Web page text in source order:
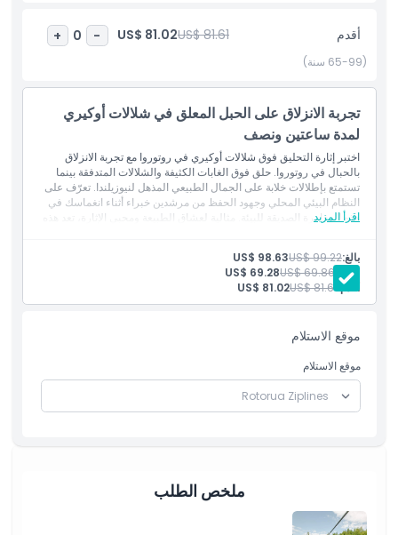
الاستثناءات
غير مناسب لـ
ساعات العمل
ما يجب معرفته
الموقع
قواعد اللباس
سياسة الإلغاء
أقدم US$ 81.61
US$ 81.02
-
0
+
(65-99 سنة)
تجربة الانزلاق على الحبل المعلق في شلالات أوكيري
لمدة ساعتين ونصف
اختبر إثارة التحليق فوق شلالات أوكيري في روتوروا مع تجربة الانزلاق
بالحبال في روتوروا. حلق فوق الغابات الكثيفة والشلالات المتدفقة بينما
تستمتع بإطلالات خلابة على الجمال الطبيعي المذهل لنيوزيلندا. تعرّف على
النظام البيئي المحلي وجهود الحفظ من مرشدين خبراء أثناء انغماسك في
هذه المغامرة الصديقة للبيئة. مثالية لعشاق الطبيعة ومحبي الإثارة، تعد هذه
اقرأ المزيد
بالغ:US$ 99.22
US$ 98.63
طفل: US$ 69.86
US$ 69.28
أقدم: US$ 81.61
US$ 81.02
موقع الاستلام
موقع الاستلام
ملخص الطلب